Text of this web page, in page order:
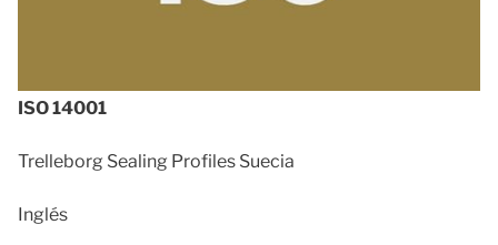
ISO 14001
Trelleborg Sealing Profiles Suecia
Inglés